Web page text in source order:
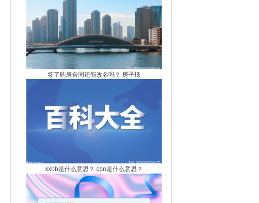
签了购房合同还能改名吗？ 房子抵
xxbb是什么意思？ cpn是什么意思？